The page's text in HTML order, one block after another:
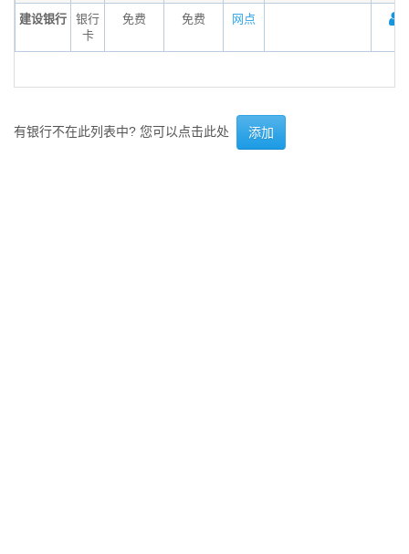
建设银行
银行
卡
免费 免费 网点
有银行不在此列表中? 您可以点击此处 添加